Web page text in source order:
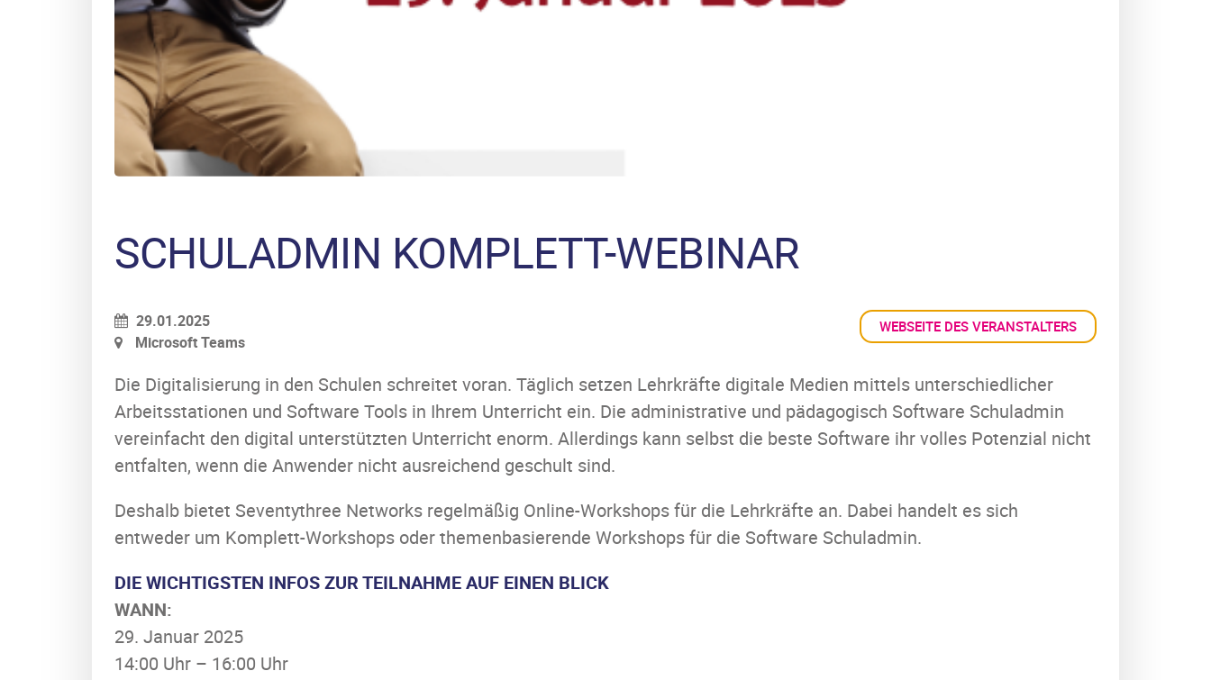
SCHULADMIN KOMPLETT-WEBINAR
29.01.2025
Microsoft Teams
WEBSEITE DES VERANSTALTERS
Die Digitalisierung in den Schulen schreitet voran. Täglich setzen Lehrkräfte digitale Medien mittels unterschiedlicher
Arbeitsstationen und Software Tools in Ihrem Unterricht ein. Die administrative und pädagogisch Software Schuladmin
vereinfacht den digital unterstützten Unterricht enorm. Allerdings kann selbst die beste Software ihr volles Potenzial nicht
entfalten, wenn die Anwender nicht ausreichend geschult sind.
Deshalb bietet Seventythree Networks regelmäßig Online-Workshops für die Lehrkräfte an. Dabei handelt es sich
entweder um Komplett-Workshops oder themenbasierende Workshops für die Software Schuladmin.
DIE WICHTIGSTEN INFOS ZUR TEILNAHME AUF EINEN BLICK
WANN:
29. Januar 2025
14:00 Uhr – 16:00 Uhr